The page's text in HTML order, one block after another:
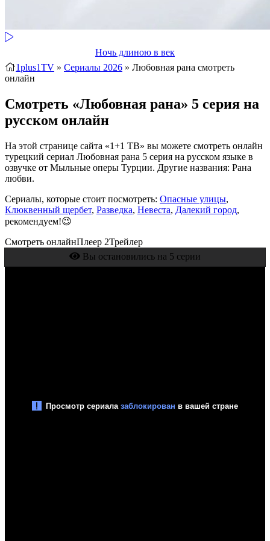
Ночь длиною в век
1plus1TV » Сериалы 2026 » Любовная рана смотреть
онлайн
Смотреть «Любовная рана» 5 серия на
русском онлайн
На этой странице сайта «1+1 ТВ» вы можете смотреть онлайн
турецкий сериал Любовная рана 5 серия на русском языке в
озвучке от Мыльные оперы Турции. Другие названия: Рана
любви.
Сериалы, которые стоит посмотреть: Опасные улицы,
Клюквенный щербет, Разведка, Невеста, Далекий город,
рекомендуем!😉
Смотреть онлайнПлеер 2Трейлер
Вы остановились на 5 серии